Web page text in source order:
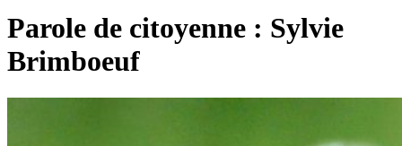
Parole de citoyenne : Sylvie
Brimboeuf